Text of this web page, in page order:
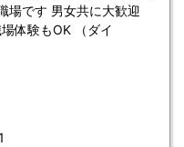
場です 男女共に大歓迎
体験もOK （ダイ